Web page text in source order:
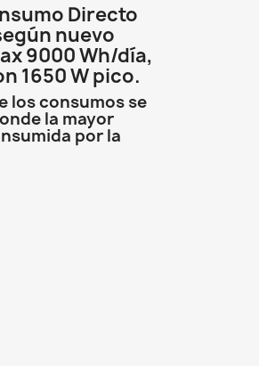
Directo
nuevo
9000 Wh/día,
1650 W pico.
los consumos se
la mayor
por la